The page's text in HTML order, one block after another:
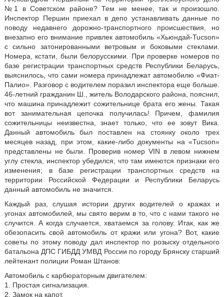
№1 в Советском районе? Тем не менее, так и произошло.
Инспектор Першин приехал в депо устанавливать данные по
поводу недавнего дорожно-транспортного происшествия, но
внезапно его внимание привлек автомобиль «Хьюндай-Tucson»
с сильно затонированными ветровым и боковыми стеклами.
Номера, кстати, были белорусскими. При проверке номеров по
базе регистрации транспортных средств Республики Беларусь,
выяснилось, что сами номера принадлежат автомобилю «Фиат-
Палио». Разговор с водителем поразил инспектора еще больше.
46-летний гражданин Ш., житель Володарского района, пояснил,
что машина принадлежит сожительнице брата его жены. Такая
вот занимательная цепочка получилась! Причем, фамилия
сожительницы неизвестна, знает только, что ее зовут Вика.
Данный автомобиль был поставлен на стоянку около трех
месяцев назад, при этом, какие-либо документы на «Tucson»
представлены не были. Проверив номер VIN в левом нижнем
углу стекла, инспектор убедился, что там имеются признаки его
изменения; в базе регистрации транспортных средств на
территории Российской Федерации и Республики Беларусь
данный автомобиль не значится.
Каждый раз, слушая истории других водителей о кражах и
угонах автомобилей, мы свято верим в то, что с нами такого не
случится. А когда случается, хватаемся за голову. Итак, как же
обезопасить свой автомобиль от кражи или угона? Вот, какие
советы по этому поводу дал инспектор по розыску отдельного
батальона ДПС ГИБДД УМВД России по городу Брянску старший
лейтенант полиции Роман Штанов:
Автомобиль с карбюраторным двигателем:
1. Простая сигнализация.
2. Замок на капот.